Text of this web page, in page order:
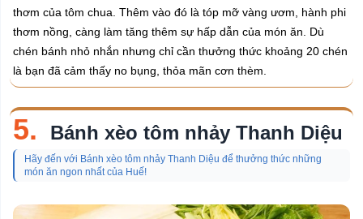
thơm của tôm chua. Thêm vào đó là tóp mỡ vàng ươm, hành phi
thơm nồng, càng làm tăng thêm sự hấp dẫn của món ăn. Dù
chén bánh nhỏ nhắn nhưng chỉ cần thưởng thức khoảng 20 chén
là bạn đã cảm thấy no bụng, thỏa mãn cơn thèm.
5. Bánh xèo tôm nhảy Thanh Diệu
Hãy đến với Bánh xèo tôm nhảy Thanh Diệu để thưởng thức những
món ăn ngon nhất của Huế!